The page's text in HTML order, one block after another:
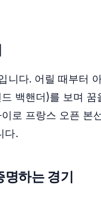
니다. 어릴 때부터
백핸더)를 보며 꿈
로 프랑스 오픈 본
다.
명하는 경기